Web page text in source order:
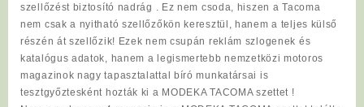
szellőzést biztosító nadrág . Ez nem csoda, hiszen a Tacoma
nem csak a nyitható szellőzőkön keresztül, hanem a teljes külső
részén át szellőzik! Ezek nem csupán reklám szlogenek és
katalógus adatok, hanem a legismertebb nemzetközi motoros
magazinok nagy tapasztalattal bíró munkatársai is
tesztgyőztesként hozták ki a MODEKA TACOMA szettet !